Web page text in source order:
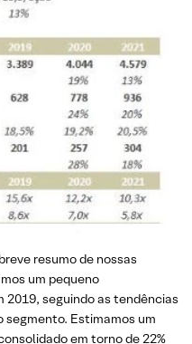
resumo de nossas
um pequeno
2019, seguindo as tendências
segmento. Estimamos um
em torno de 22%